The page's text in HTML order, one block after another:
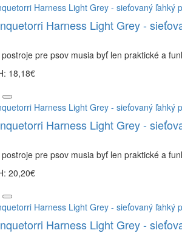
Harness Light Grey -
pre psov musia byť len praktické a
18,18€
Harness Light Grey -
pre psov musia byť len praktické a
20,20€
Harness Light Grey -